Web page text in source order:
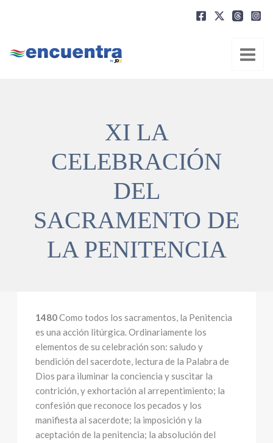
XI LA
CELEBRACIÓN
DEL
SACRAMENTO DE
LA PENITENCIA
1480Como todos los sacramentos, la Penitencia
es una acción litúrgica. Ordinariamente los
elementos de su celebración son: saludo y
bendición del sacerdote, lectura de la Palabra de
Dios para iluminar la conciencia y suscitar la
contrición, y exhortación al arrepentimiento; la
confesión que reconoce los pecados y los
manifiesta al sacerdote; la imposición y la
aceptación de la penitencia; la absolución del